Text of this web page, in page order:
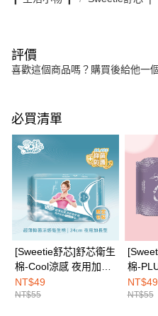
評價
喜歡這個商品嗎？購買後給他一
必買清單
[Sweetie舒芯]舒芯衛生
棉-Cool涼感 夜用加長
型34cm(6片)
NT$49
NT$55
棉-
NT$49
NT$55